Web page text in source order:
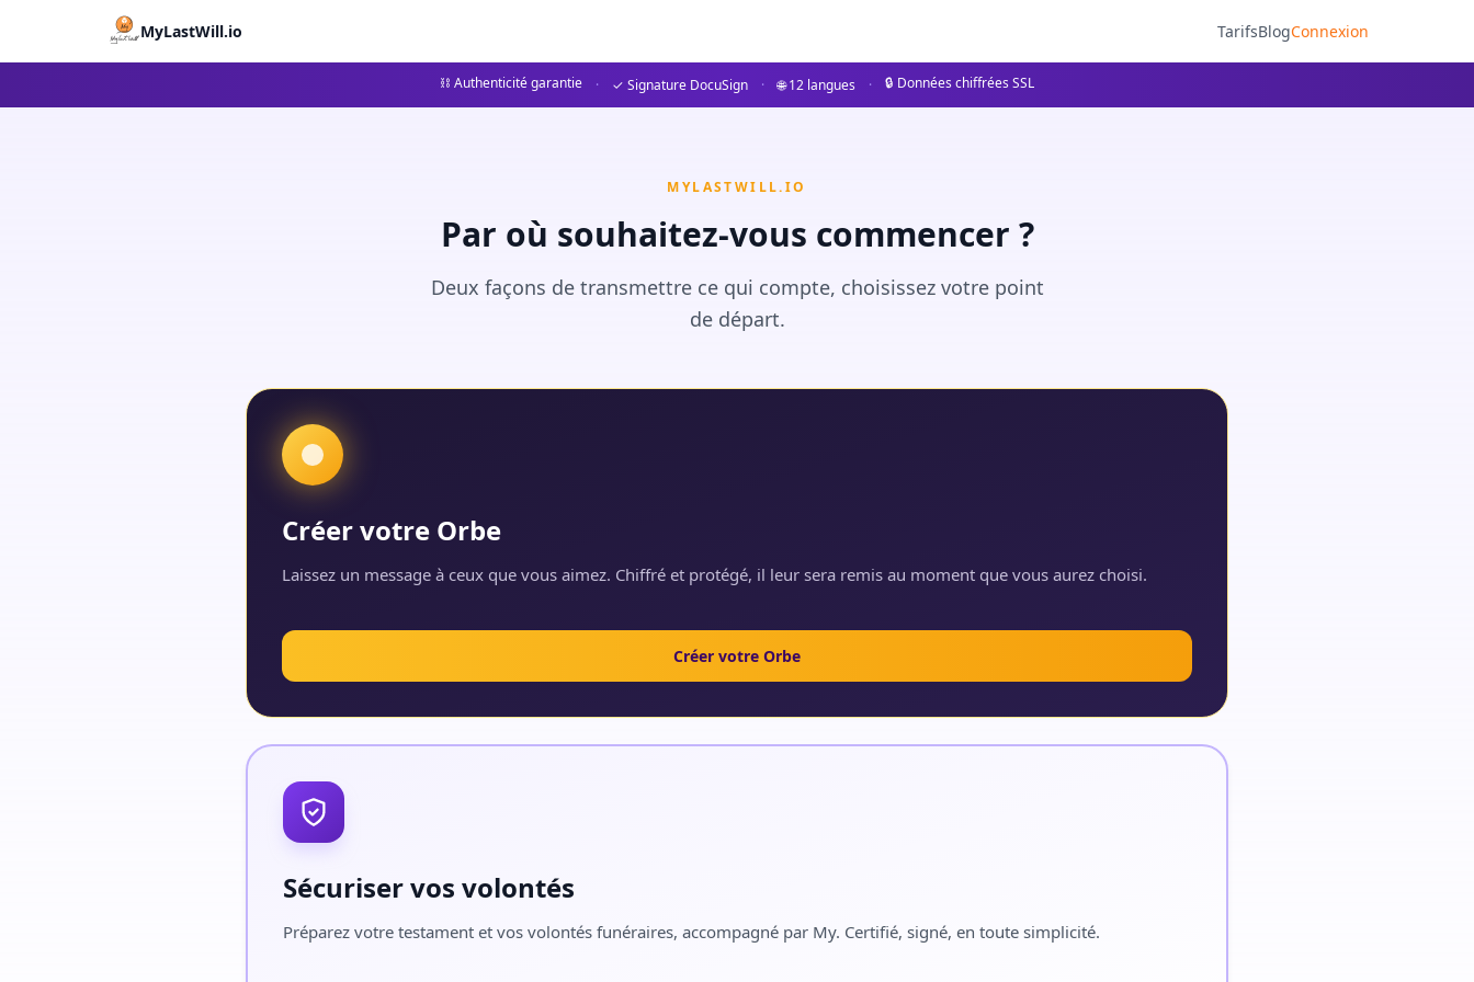
MyLastWill.io TarifsBlogConnexion
⛓ Authenticité garantie · ✓ Signature DocuSign · 🌐 12 langues · 🔒 Données chiffrées SSL
MYLASTWILL.IO
Par où souhaitez-vous commencer ?
Deux façons de transmettre ce qui compte, choisissez votre point
de départ.
Créer votre Orbe
Laissez un message à ceux que vous aimez. Chiffré et protégé, il leur sera remis au moment que vous aurez choisi.
Créer votre Orbe
Sécuriser vos volontés
Préparez votre testament et vos volontés funéraires, accompagné par My. Certifié, signé, en toute simplicité.